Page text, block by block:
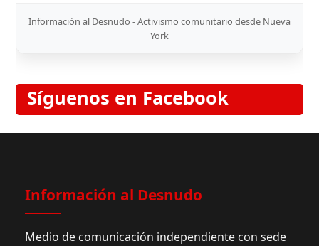
Información al Desnudo - Activismo comunitario desde Nueva
York
Síguenos en Facebook
Información al Desnudo
Medio de comunicación independiente con sede